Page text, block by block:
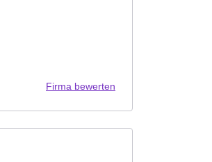
Firma bewerten